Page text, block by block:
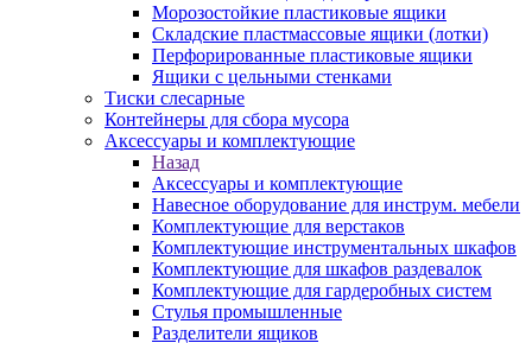
Морозостойкие пластиковые ящики
Складские пластмассовые ящики (лотки)
Перфорированные пластиковые ящики
Ящики с цельными стенками
Тиски слесарные
Контейнеры для сбора мусора
Аксессуары и комплектующие
Назад
Аксессуары и комплектующие
Навесное оборудование для инструм. мебели
Комплектующие для верстаков
Комплектующие инструментальных шкафов
Комплектующие для шкафов раздевалок
Комплектующие для гардеробных систем
Стулья промышленные
Разделители ящиков